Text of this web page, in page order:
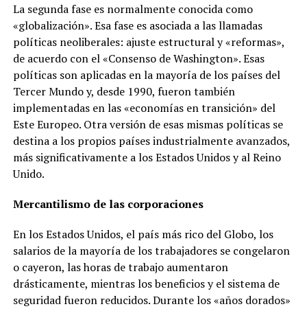
La segunda fase es normalmente conocida como
«globalización». Esa fase es asociada a las llamadas
políticas neoliberales: ajuste estructural y «reformas»,
de acuerdo con el «Consenso de Washington». Esas
políticas son aplicadas en la mayoría de los países del
Tercer Mundo y, desde 1990, fueron también
implementadas en las «economías en transición» del
Este Europeo. Otra versión de esas mismas políticas se
destina a los propios países industrialmente avanzados,
más significativamente a los Estados Unidos y al Reino
Unido.
Mercantilismo de las corporaciones
En los Estados Unidos, el país más rico del Globo, los
salarios de la mayoría de los trabajadores se congelaron
o cayeron, las horas de trabajo aumentaron
drásticamente, mientras los beneficios y el sistema de
seguridad fueron reducidos. Durante los «años dorados»